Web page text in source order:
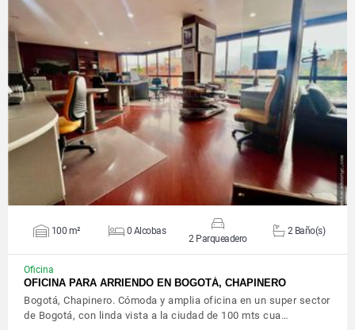
VER DETALLES
100 m² 0 Alcobas
2 Parqueadero
2 Baño(s)
Oficina
OFICINA PARA ARRIENDO EN BOGOTÁ, CHAPINERO
Bogotá, Chapinero. Cómoda y amplia oficina en un super sector
de Bogotá, con linda vista a la ciudad de 100 mts cua…